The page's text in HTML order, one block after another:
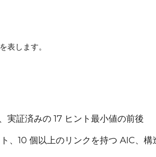
表します。
実証済みの 17 ヒント最小値の前後
、10 個以上のリンクを持つ AIC、